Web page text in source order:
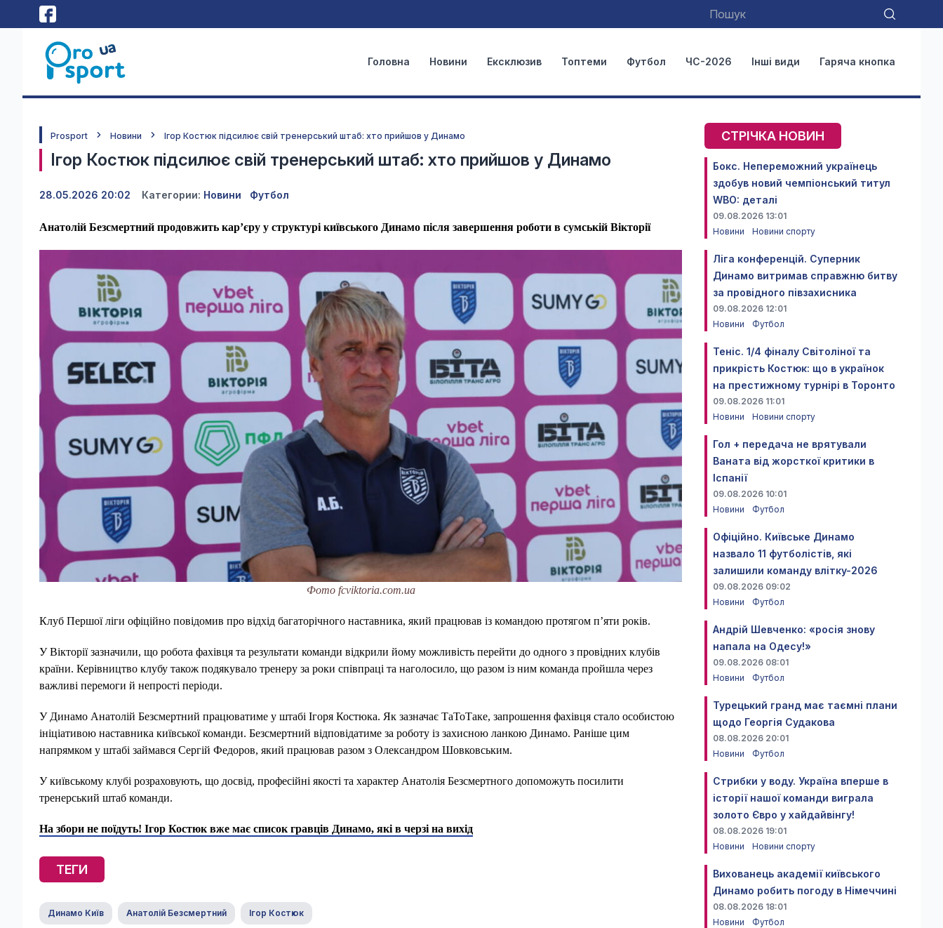
Головна Новини Ексклюзив Топтеми Футбол ЧС-2026 Інші види Гаряча кнопка
Prosport Новини Ігор Костюк підсилює свій тренерський штаб: хто прийшов у Динамо
Ігор Костюк підсилює свій тренерський штаб: хто прийшов у Динамо
28.05.2026 20:02 Категории: Новини Футбол
Анатолій Безсмертний продовжить кар’єру у структурі київського Динамо після завершення роботи в сумській Вікторії
Фото fcviktoria.com.ua
Клуб Першої ліги офіційно повідомив про відхід багаторічного наставника, який працював із командою протягом п’яти років.
У Вікторії зазначили, що робота фахівця та результати команди відкрили йому можливість перейти до одного з провідних клубів
країни. Керівництво клубу також подякувало тренеру за роки співпраці та наголосило, що разом із ним команда пройшла через
важливі перемоги й непрості періоди.
У Динамо Анатолій Безсмертний працюватиме у штабі Ігоря Костюка. Як зазначає ТаТоТаке, запрошення фахівця стало особистою
ініціативою наставника київської команди. Безсмертний відповідатиме за роботу із захисною ланкою Динамо. Раніше цим
напрямком у штабі займався Сергій Федоров, який працював разом з Олександром Шовковським.
У київському клубі розраховують, що досвід, професійні якості та характер Анатолія Безсмертного допоможуть посилити
тренерський штаб команди.
На збори не поїдуть! Ігор Костюк вже має список гравців Динамо, які в черзі на вихід
ТЕГИ
Динамо Київ Анатолій Безсмертний Ігор Костюк
СТРІЧКА НОВИН
Бокс. Непереможний українець
здобув новий чемпіонський титул
WBO: деталі
09.08.2026 13:01
Новини
Новини спорту
Ліга конференцій. Суперник
Динамо витримав справжню битву
за провідного півзахисника
09.08.2026 12:01
Новини
Футбол
Теніс. 1/4 фіналу Світоліної та
прикрість Костюк: що в українок
на престижному турнірі в Торонто
09.08.2026 11:01
Новини
Новини спорту
Гол + передача не врятували
Ваната від жорсткої критики в
Іспанії
09.08.2026 10:01
Новини
Футбол
Офіційно. Київське Динамо
назвало 11 футболістів, які
залишили команду влітку-2026
09.08.2026 09:02
Новини
Футбол
Андрій Шевченко: «росія знову
напала на Одесу!»
09.08.2026 08:01
Новини
Футбол
Турецький гранд має таємні плани
щодо Георгія Судакова
08.08.2026 20:01
Новини
Футбол
Стрибки у воду. Україна вперше в
історії нашої команди виграла
золото Євро у хайдайвінгу!
08.08.2026 19:01
Новини
Новини спорту
Вихованець академії київського
Динамо робить погоду в Німеччині
08.08.2026 18:01
Новини
Футбол